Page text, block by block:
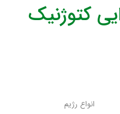
کتوژنیک
انواع رژیم